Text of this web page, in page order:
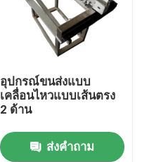
อุปกรณ์ขนส่งแบบ
เคลื่อนไหวแบบเส้นตรง
2 ด้าน
ส่งคำถาม